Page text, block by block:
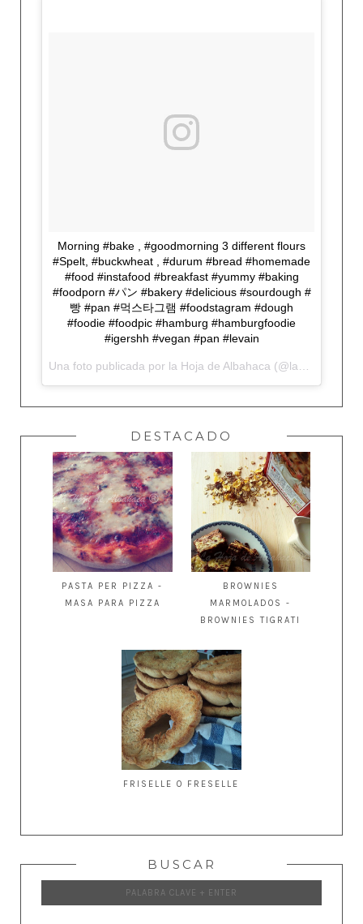
Morning #bake , #goodmorning 3 different flours
#Spelt, #buckwheat , #durum #bread #homemade
#food #instafood #breakfast #yummy #baking
#foodporn #パン #bakery #delicious #sourdough #
빵 #pan #먹스타그램 #foodstagram #dough
#foodie #foodpic #hamburg #hamburgfoodie
#igershh #vegan #pan #levain
Una foto publicada por la Hoja de Albahaca (@lahojadealbahaca) el
DESTACADO
PASTA PER PIZZA -
MASA PARA PIZZA
BROWNIES
MARMOLADOS -
BROWNIES TIGRATI
FRISELLE O FRESELLE
BUSCAR